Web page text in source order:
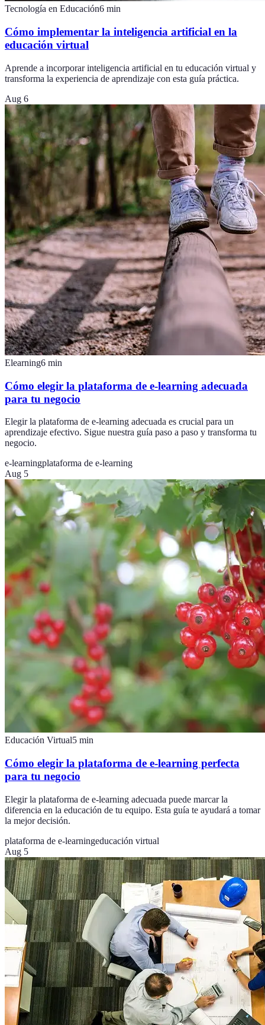
Tecnología en Educación6 min
Cómo implementar la inteligencia artificial en la
educación virtual
Aprende a incorporar inteligencia artificial en tu educación virtual y
transforma la experiencia de aprendizaje con esta guía práctica.
Aug 6
Elearning6 min
Cómo elegir la plataforma de e-learning adecuada
para tu negocio
Elegir la plataforma de e-learning adecuada es crucial para un
aprendizaje efectivo. Sigue nuestra guía paso a paso y transforma tu
negocio.
e-learningplataforma de e-learning
Aug 5
Educación Virtual5 min
Cómo elegir la plataforma de e-learning perfecta
para tu negocio
Elegir la plataforma de e-learning adecuada puede marcar la
diferencia en la educación de tu equipo. Esta guía te ayudará a tomar
la mejor decisión.
plataforma de e-learningeducación virtual
Aug 5